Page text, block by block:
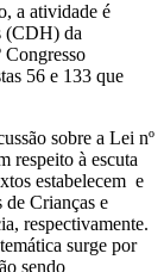
a atividade é
(CDH) da
Congresso
56 e 133 que
sobre a Lei nº
respeito à escuta
estabelecem e
de Crianças e
respectivamente.
surge por
sendo